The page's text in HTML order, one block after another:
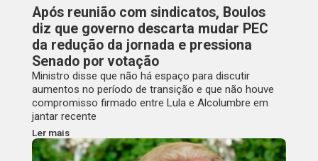
Após reunião com sindicatos, Boulos
diz que governo descarta mudar PEC
da redução da jornada e pressiona
Senado por votação
Ministro disse que não há espaço para discutir
aumentos no período de transição e que não houve
compromisso firmado entre Lula e Alcolumbre em
jantar recente
Ler mais